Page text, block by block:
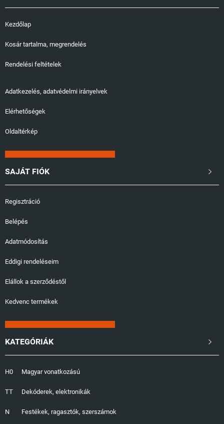
Kezdőlap
Kosár tartalma, megrendelés
Rendelési feltételek
Adatkezelés, adatvédelmi irányelvek
Elérhetőségek
Oldaltérkép
SAJÁT FIÓK 
Regisztráció
Belépés
Adatmódosítás
Eddigi rendeléseim
Elállok a szerződéstől
Kedvenc termékek
KATEGÓRIÁK 
H0
TT
N
Magyar vonatkozású
Dekóderek, elektronikák
Festékek, ragasztók, szerszámok